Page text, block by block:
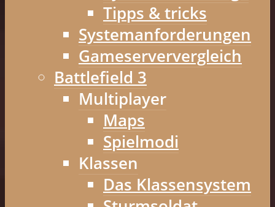
Tipps & tricks
Systemanforderungen
Gameserververgleich
Battlefield 3
Multiplayer
Maps
Spielmodi
Klassen
Das Klassensystem